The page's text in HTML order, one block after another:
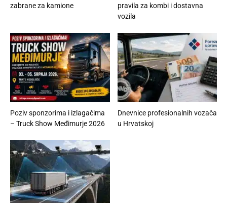
zabrane za kamione
pravila za kombi i dostavna
vozila
Poziv sponzorima i izlagačima
– Truck Show Međimurje 2026
Dnevnice profesionalnih vozača
u Hrvatskoj